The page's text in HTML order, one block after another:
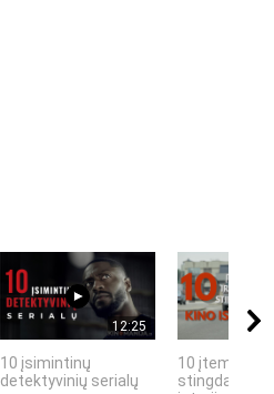
12:25
10 įsimintinų
detektyvinių serialų
10 įtemptų,
stingdančių